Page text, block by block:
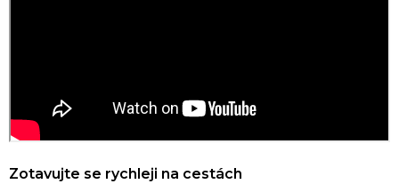
Zotavujte se rychleji na cestách